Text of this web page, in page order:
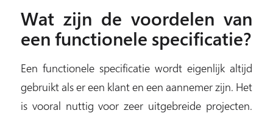
Wat zijn de voordelen van
een functionele specificatie?
Een functionele specificatie wordt eigenlijk altijd
gebruikt als er een klant en een aannemer zijn. Het
is vooral nuttig voor zeer uitgebreide projecten.